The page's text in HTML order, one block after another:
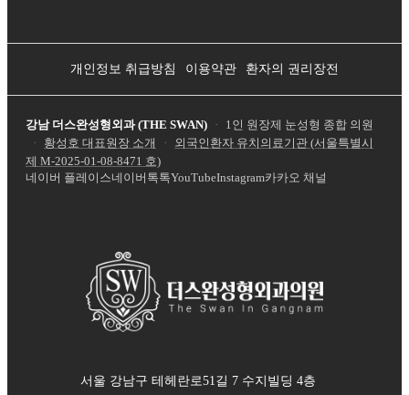
개인정보 취급방침 이용약관 환자의 권리장전
강남 더스완성형외과 (THE SWAN) ·
1인 원장제 눈성형 종합 의원
·
황성호 대표원장 소개 ·
외국인환자 유치의료기관 (서울특별시
제 M-2025-01-08-8471 호)
네이버 플레이스네이버톡톡YouTubeInstagram카카오 채널
서울 강남구 테헤란로51길 7 수지빌딩 4층